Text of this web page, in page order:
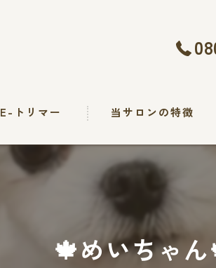
E-トリマー 当サロンの特徴
トリミング
カット
出張
🍁めいちゃん